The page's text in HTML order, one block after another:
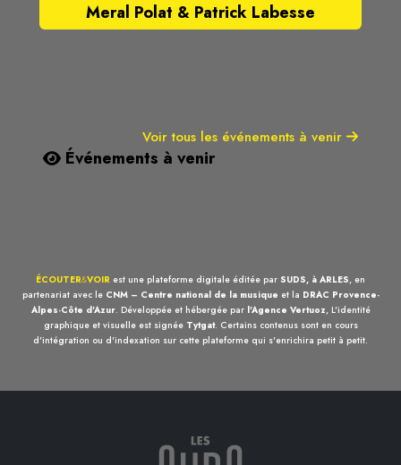
Meral Polat & Patrick Labesse
Voir tous les événements à venir
Événements à venir
ÉCOUTER&VOIR est une plateforme digitale éditée par SUDS, à ARLES, en
partenariat avec le CNM – Centre national de la musique et la DRAC Provence-
Alpes-Côte d'Azur. Développée et hébergée par l'Agence Vertuoz, L'identité
graphique et visuelle est signée Tytgat. Certains contenus sont en cours
d'intégration ou d'indexation sur cette plateforme qui s'enrichira petit à petit.